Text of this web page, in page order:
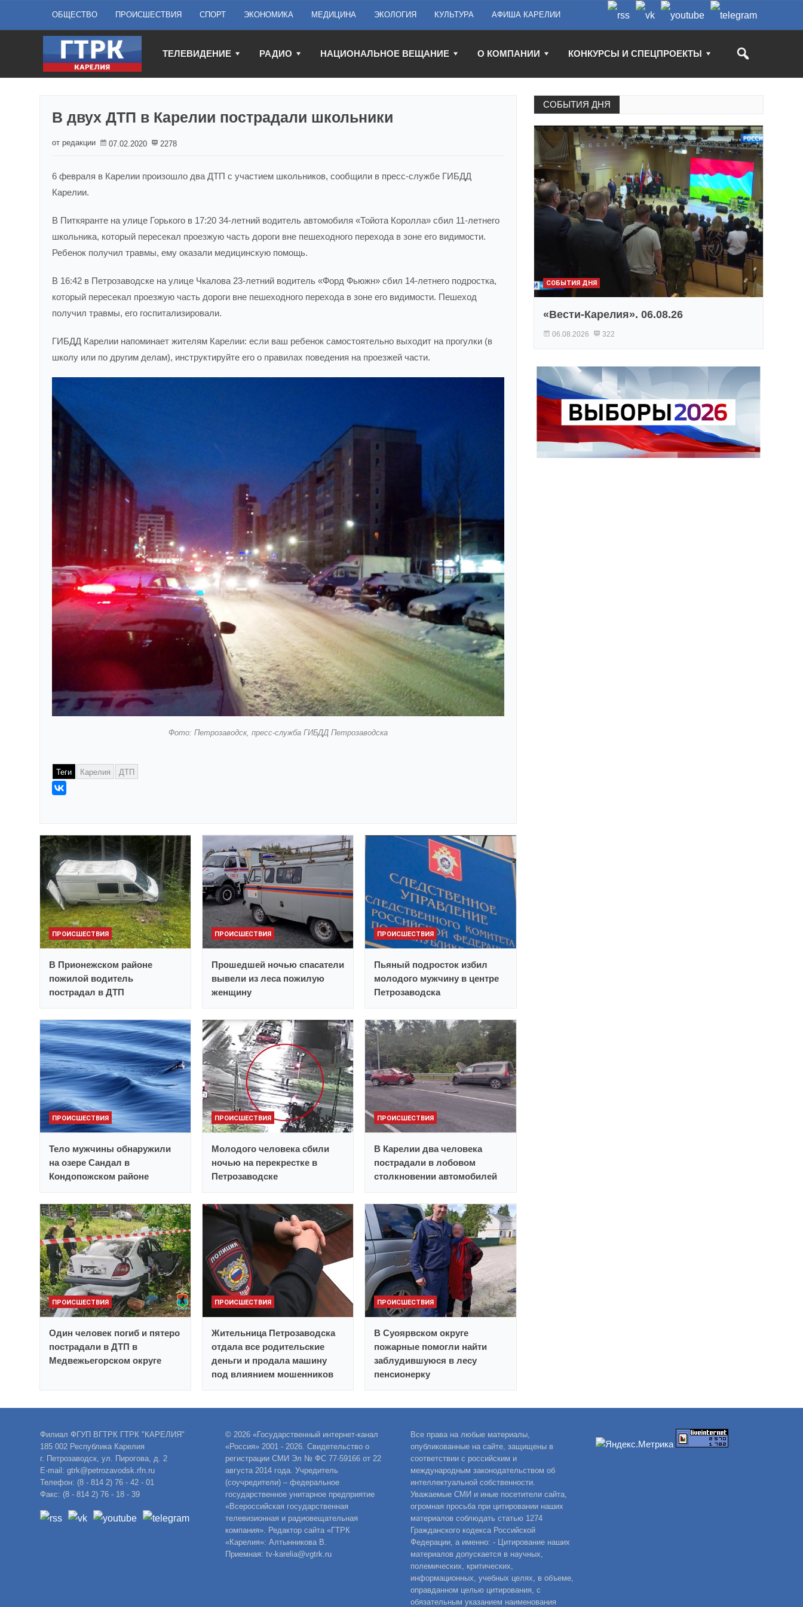
ОБЩЕСТВО ПРОИСШЕСТВИЯ СПОРТ ЭКОНОМИКА МЕДИЦИНА ЭКОЛОГИЯ КУЛЬТУРА АФИША КАРЕЛИИ
ТЕЛЕВИДЕНИЕ РАДИО НАЦИОНАЛЬНОЕ ВЕЩАНИЕ О КОМПАНИИ КОНКУРСЫ И СПЕЦПРОЕКТЫ
В двух ДТП в Карелии пострадали школьники
от редакции 07.02.2020 2278
6 февраля в Карелии произошло два ДТП с участием школьников, сообщили в пресс-службе ГИБДД
Карелии.
В Питкяранте на улице Горького в 17:20 34-летний водитель автомобиля «Тойота Королла» сбил 11-летнего
школьника, который пересекал проезжую часть дороги вне пешеходного перехода в зоне его видимости.
Ребенок получил травмы, ему оказали медицинскую помощь.
В 16:42 в Петрозаводске на улице Чкалова 23-летний водитель «Форд Фьюжн» сбил 14-летнего подростка,
который пересекал проезжую часть дороги вне пешеходного перехода в зоне его видимости. Пешеход
получил травмы, его госпитализировали.
ГИБДД Карелии напоминает жителям Карелии: если ваш ребенок самостоятельно выходит на прогулки (в
школу или по другим делам), инструктируйте его о правилах поведения на проезжей части.
Фото: Петрозаводск, пресс-служба ГИБДД Петрозаводска
Теги Карелия ДТП
ПРОИСШЕСТВИЯ
В Прионежском районе
пожилой водитель
пострадал в ДТП
ПРОИСШЕСТВИЯ
Прошедшей ночью спасатели
вывели из леса пожилую
женщину
ПРОИСШЕСТВИЯ
Пьяный подросток избил
молодого мужчину в центре
Петрозаводска
ПРОИСШЕСТВИЯ
Тело мужчины обнаружили
на озере Сандал в
Кондопожском районе
ПРОИСШЕСТВИЯ
Молодого человека сбили
ночью на перекрестке в
Петрозаводске
ПРОИСШЕСТВИЯ
В Карелии два человека
пострадали в лобовом
столкновении автомобилей
ПРОИСШЕСТВИЯ
Один человек погиб и пятеро
пострадали в ДТП в
Медвежьегорском округе
ПРОИСШЕСТВИЯ
Жительница Петрозаводска
отдала все родительские
деньги и продала машину
под влиянием мошенников
ПРОИСШЕСТВИЯ
В Суоярвском округе
пожарные помогли найти
заблудившуюся в лесу
пенсионерку
СОБЫТИЯ ДНЯ
СОБЫТИЯ ДНЯ
«Вести-Карелия». 06.08.26
06.08.2026 322
Филиал ФГУП ВГТРК ГТРК "КАРЕЛИЯ"
185 002 Республика Карелия
г. Петрозаводск, ул. Пирогова, д. 2
E-mail: gtrk@petrozavodsk.rfn.ru
Телефон: (8 - 814 2) 76 - 42 - 01
Факс: (8 - 814 2) 76 - 18 - 39
© 2026 «Государственный интернет-канал
«Россия» 2001 - 2026. Свидетельство о
регистрации СМИ Эл № ФС 77-59166 от 22
августа 2014 года. Учредитель
(соучредители) – федеральное
государственное унитарное предприятие
«Всероссийская государственная
телевизионная и радиовещательная
компания». Редактор сайта «ГТРК
«Карелия»: Алтынникова В.
Приемная: tv-karelia@vgtrk.ru
Все права на любые материалы,
опубликованные на сайте, защищены в
соответствии с российским и
международным законодательством об
интеллектуальной собственности.
Уважаемые СМИ и иные посетители сайта,
огромная просьба при цитировании наших
материалов соблюдать статью 1274
Гражданского кодекса Российской
Федерации, а именно: - Цитирование наших
материалов допускается в научных,
полемических, критических,
информационных, учебных целях, в объеме,
оправданном целью цитирования, с
обязательным указанием наименования